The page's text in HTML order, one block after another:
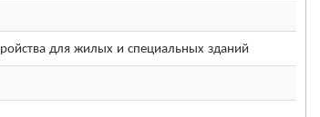
для жилых и специальных зданий